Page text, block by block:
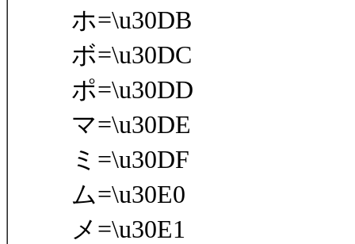
ホ=\u30DB
ボ=\u30DC
ポ=\u30DD
マ=\u30DE
ミ=\u30DF
ム=\u30E0
メ=\u30E1